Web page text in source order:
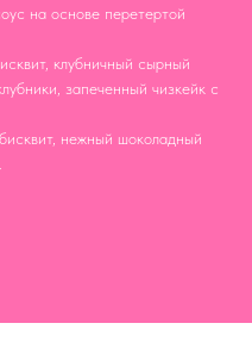
на основе перетертой
клубничный сырный
запеченный чизкейк с
нежный шоколадный